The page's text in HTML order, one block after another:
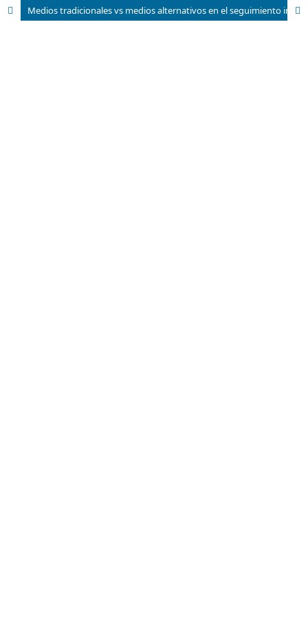
Medios tradicionales vs medios alternativos en el seguimiento informativo de un caso de vulneración de derechos humanos